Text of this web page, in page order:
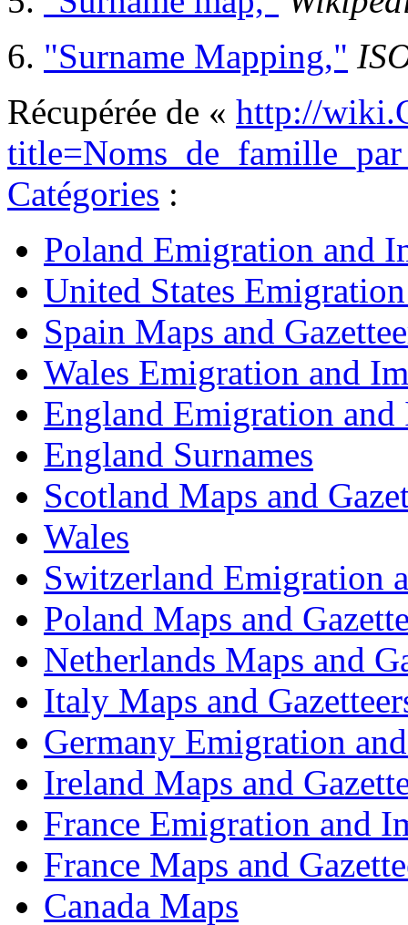
6. "Surname Mapping,"
Récupérée de « http://
Catégories :
Poland Emigration and
United States
Spain Maps and
Wales Emigration and
England Emigration
England Surnames
Scotland Maps and
Wales
Switzerland Emigration
Poland Maps and
Netherlands Maps and
Italy Maps and
Germany Emigration
Ireland Maps and
France Emigration and
France Maps and
Canada Maps